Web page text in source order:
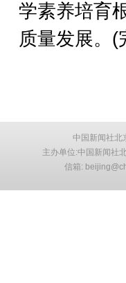
学素养培育
质量发展。(
中国新闻社北
主办单位:中国新闻社
信箱: